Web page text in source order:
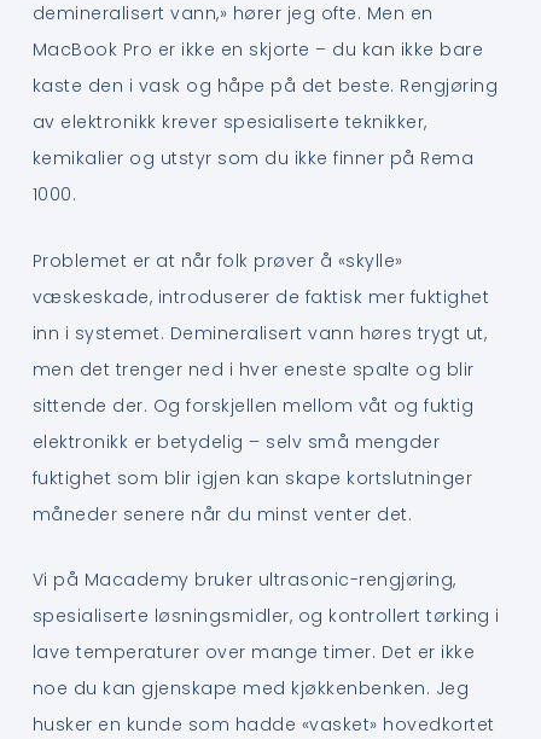
demineralisert vann,» hører jeg ofte. Men en
MacBook Pro er ikke en skjorte – du kan ikke bare
kaste den i vask og håpe på det beste. Rengjøring
av elektronikk krever spesialiserte teknikker,
kemikalier og utstyr som du ikke finner på Rema
1000.
Problemet er at når folk prøver å «skylle»
væskeskade, introduserer de faktisk mer fuktighet
inn i systemet. Demineralisert vann høres trygt ut,
men det trenger ned i hver eneste spalte og blir
sittende der. Og forskjellen mellom våt og fuktig
elektronikk er betydelig – selv små mengder
fuktighet som blir igjen kan skape kortslutninger
måneder senere når du minst venter det.
Vi på Macademy bruker ultrasonic-rengjøring,
spesialiserte løsningsmidler, og kontrollert tørking i
lave temperaturer over mange timer. Det er ikke
noe du kan gjenskape med kjøkkenbenken. Jeg
husker en kunde som hadde «vasket» hovedkortet